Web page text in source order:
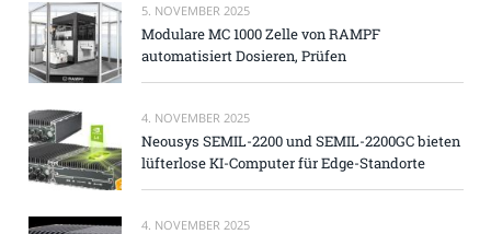
5. NOVEMBER 2025
Modulare MC 1000 Zelle von RAMPF
automatisiert Dosieren, Prüfen
4. NOVEMBER 2025
Neousys SEMIL-2200 und SEMIL-2200GC bieten
lüfterlose KI-Computer für Edge-Standorte
4. NOVEMBER 2025